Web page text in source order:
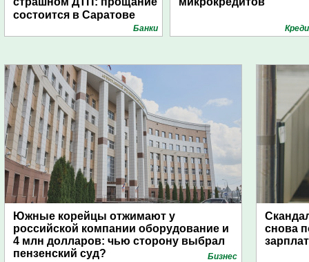
состоится в Саратове
Банки
Южные корейцы отжимают у
российской компании оборудование и
4 млн долларов: чью сторону выбрал
пензенский суд?
Бизнес
снова